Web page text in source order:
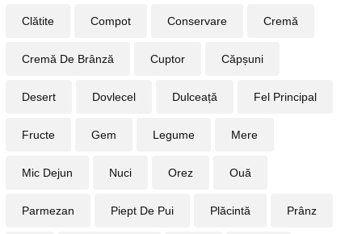
Clătite Compot Conservare Cremă
Cremă De Brânză Cuptor Căpșuni
Desert Dovlecel Dulceață Fel Principal
Fructe Gem Legume Mere
Mic Dejun Nuci Orez Ouă
Parmezan Piept De Pui Plăcintă Prânz